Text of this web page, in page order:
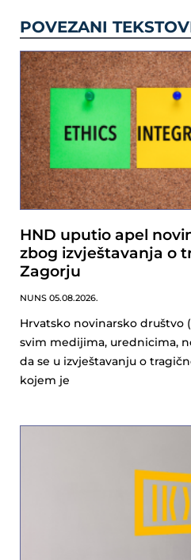
POVEZANI
HND uputio apel
zbog izvještavanja o
Zagorju
NUNS 05.08.2026.
Hrvatsko novinarsko društvo
svim medijima, urednicima,
da se u izvještavanju o
kojem je